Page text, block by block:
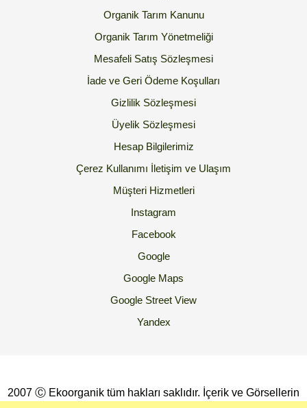
Organik Tarım Kanunu
Organik Tarım Yönetmeliği
Mesafeli Satış Sözleşmesi
İade ve Geri Ödeme Koşulları
Gizlilik Sözleşmesi
Üyelik Sözleşmesi
Hesap Bilgilerimiz
Çerez Kullanımı İletişim ve Ulaşım
Müşteri Hizmetleri
Instagram
Facebook
Google
Google Maps
Google Street View
Yandex
2007 Ⓒ Ekoorganik tüm hakları saklıdır. İçerik ve Görsellerin